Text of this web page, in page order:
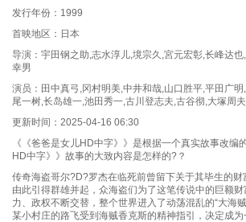
第45集
第49集
第57集 第58集 第59集
第61集 第62集 第63集
第65集 第66集 第67集
第69集 第70集 第71集
发行年份：1999
首映地区：日本
导演：宇田钢之助,志水淳儿,境宗久,宮元宏彰,长峰达
幸男
演员：田中真弓,冈村明美,中井和哉,山口胜平,平田广
尾一树,长岛雄一,池田秀一,古川登志夫,古谷彻,大塚周
更新时间：2025-04-16 06:30
《《爸爸是女儿HD中字》》是根据一个真实故事改编
HD中字》》故事的大致内容是怎样的?？
传奇海盗哥尔?D?罗杰在临死前曾留下关于其毕生的财
由此引得群雄并起，众海盗们为了这笔传说中的巨额
力、政权不断交替，整个世界进入了动荡混乱的“大
某小村庄的路飞受到海贼香克斯的精神指引，决定成